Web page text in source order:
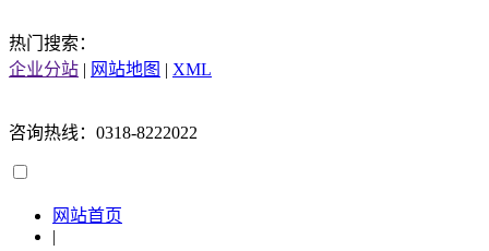
热门搜索：
企业分站 | 网站地图 | XML
咨询热线：0318-8222022
网站首页
|